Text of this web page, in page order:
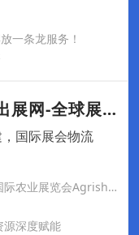
一条龙服务！
厦门德讯会展有限公司（出展网-全球展会预
国际展会物流
进军南美农业科技市场：2027年巴西国际农业展览会Agrishow参展推荐
源深度赋能